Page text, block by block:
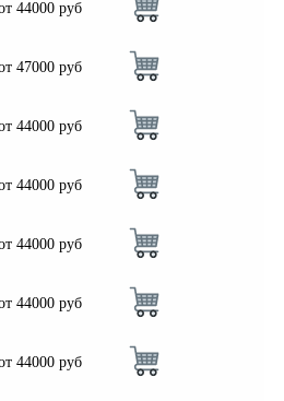
44000 руб
47000 руб
44000 руб
44000 руб
44000 руб
44000 руб
44000 руб